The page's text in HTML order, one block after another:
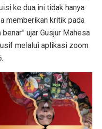
ke dua ini tidak hanya
memberikan kritik pada
ujar Gusjur Mahesa
melalui aplikasi zoom